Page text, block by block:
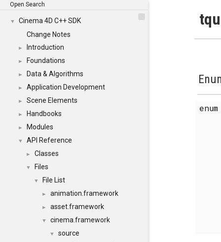
Open Search
▼
Cinema 4D C++ SDK
Change Notes
► Introduction
► Foundations
► Data & Algorithms
► Application Development
► Scene Elements
► Handbooks
► Modules
▼ API Reference
► Classes
▼ Files
▼ File List
► animation.framework
► asset.framework
▼ cinema.framework
▼ source